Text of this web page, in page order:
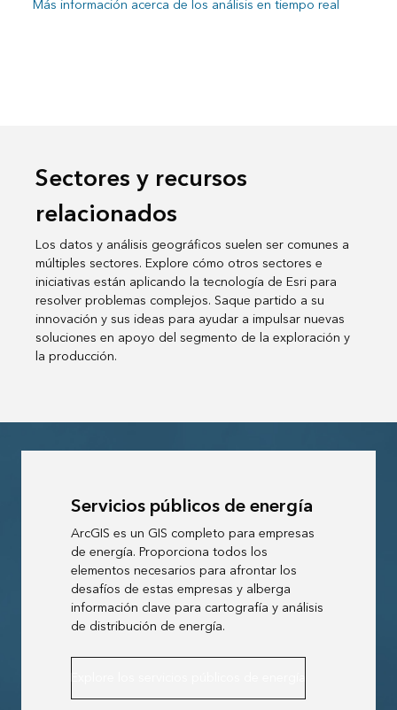
Más información acerca de los análisis en tiempo real
Sectores y recursos
relacionados
Los datos y análisis geográficos suelen ser comunes a
múltiples sectores. Explore cómo otros sectores e
iniciativas están aplicando la tecnología de Esri para
resolver problemas complejos. Saque partido a su
innovación y sus ideas para ayudar a impulsar nuevas
soluciones en apoyo del segmento de la exploración y
la producción.
Servicios públicos de energía
ArcGIS es un GIS completo para empresas
de energía. Proporciona todos los
elementos necesarios para afrontar los
desafíos de estas empresas y alberga
información clave para cartografía y análisis
de distribución de energía.
Explore los servicios públicos de energía